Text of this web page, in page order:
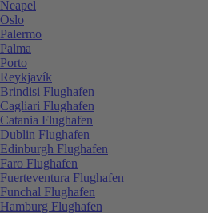
Neapel
Oslo
Palermo
Palma
Porto
Reykjavík
Brindisi Flughafen
Cagliari Flughafen
Catania Flughafen
Dublin Flughafen
Edinburgh Flughafen
Faro Flughafen
Fuerteventura Flughafen
Funchal Flughafen
Hamburg Flughafen